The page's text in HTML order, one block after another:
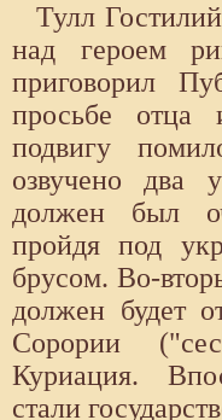
Тулл
над героем
приговорил
просьбе
подвигу
озвучено два
должен был
пройдя под
брусом. Во-
должен будет
Сорории
Куриация.
стали